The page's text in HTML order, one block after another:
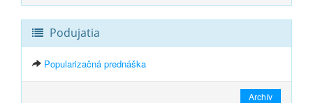
Podujatia
Popularizačná prednáška
Archív